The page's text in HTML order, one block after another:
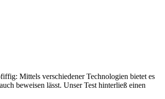
Mittels verschiedener Technologien bietet es
beweisen lässt. Unser Test hinterließ einen